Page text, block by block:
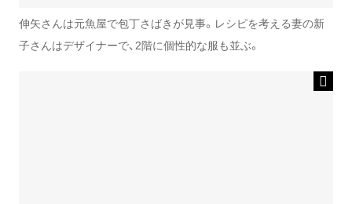
伸矢さんは元魚屋で包丁さばきが見事。レシピを考える妻の新
子さんはデザイナーで、2階に個性的な服も並ぶ。